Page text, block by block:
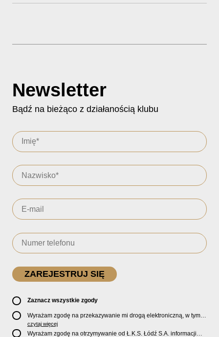
Newsletter
Bądź na bieżąco z działanością klubu
Zaznacz wszystkie zgody
Wyrażam zgodę na przekazywanie mi drogą elektroniczną, w tym
pocztą e-mail, oficjalnego newslettera oraz informacji o zniżkach,
promocjach, nowościach, biletach, karnetach, ofercie sklepu U2
czytaj więcej
Wyrażam zgodę na otrzymywanie od Ł.K.S. Łódź S.A. informacji